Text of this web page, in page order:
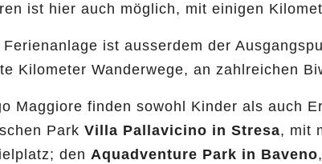
ist hier auch möglich, mit einigen
Ferienanlage ist ausserdem der
Kilometer Wanderwege, an zahlreichen
Maggiore finden sowohl Kinder als auch
Park Villa Pallavicino in Stresa, mit
den Aquadventure Park in Baveno